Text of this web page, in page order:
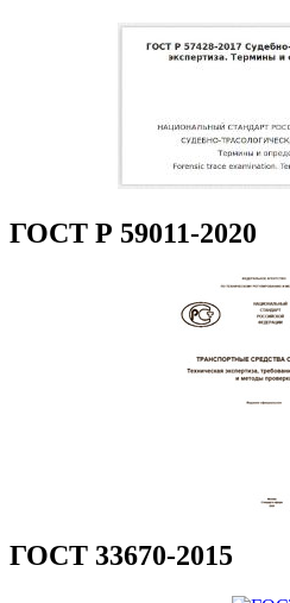
ГОСТ Р 59011-2020
ГОСТ 33670-2015